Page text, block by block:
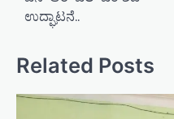
g
a
t
ಉದ್ಘಾಟನೆ..
Related Posts